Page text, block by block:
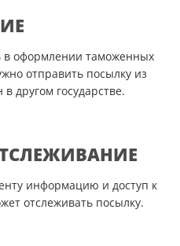
оформлении таможенных
отправить посылку из
другом государстве.
информацию и доступ к
отслеживать посылку.